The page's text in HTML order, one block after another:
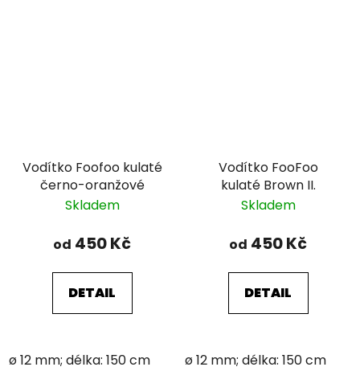
Vodítko Foofoo kulaté
černo-oranžové
Skladem
od 450 Kč
DETAIL
ø 12 mm; délka: 150 cm
Vodítko FooFoo
kulaté Brown II.
Skladem
od 450 Kč
DETAIL
ø 12 mm; délka: 150 cm